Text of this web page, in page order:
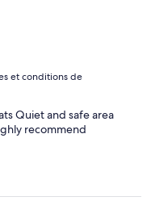
et conditions de
Quiet and safe area
recommend